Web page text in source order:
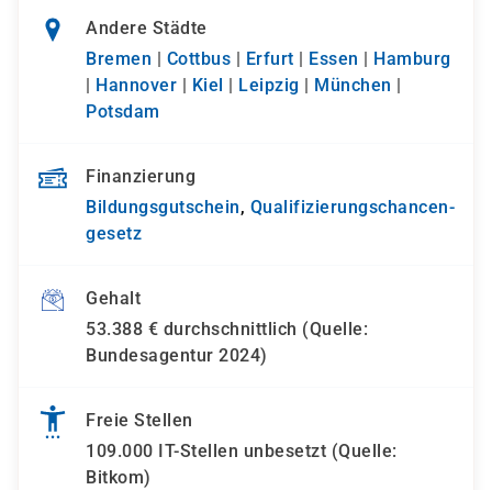
Andere Städte
Bremen
Cottbus Erfurt Essen
Hamburg
Hannover Kiel Leipzig München
Potsdam
Finanzierung
Bildungsgutschein, Qualifizierungs­chancen­
gesetz
Gehalt
53.388 € durchschnittlich (Quelle:
Bundesagentur 2024)
Freie Stellen
109.000 IT-Stellen unbesetzt (Quelle:
Bitkom)